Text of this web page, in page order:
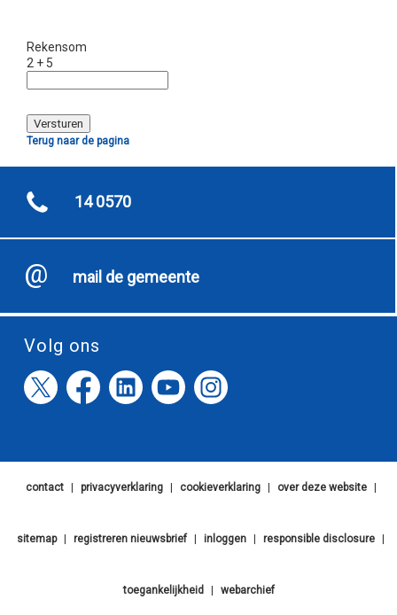
Rekensom
2 + 5
Terug naar de pagina
14 0570
mail de gemeente
Volg ons
contact privacyverklaring cookieverklaring over deze website
sitemap registreren nieuwsbrief inloggen responsible disclosure
toegankelijkheid webarchief